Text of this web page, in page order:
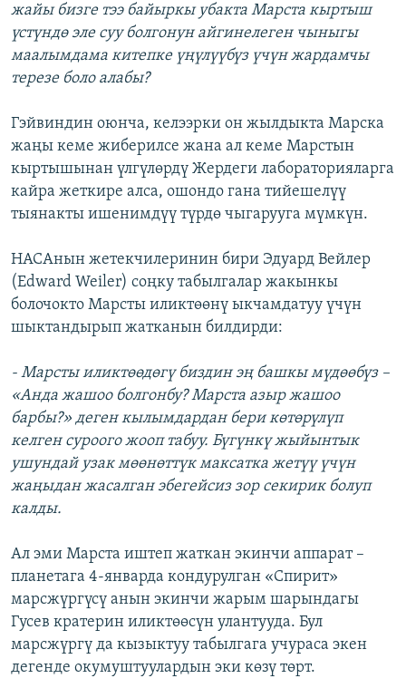
жайы бизге тээ байыркы убакта Марста кыртыш
үстүндө эле суу болгонун айгинелеген чыныгы
маалымдама китепке үңүлүүбүз үчүн жардамчы
терезе боло алабы?
Гэйвиндин оюнча, келээрки он жылдыкта Марска
жаңы кеме жиберилсе жана ал кеме Марстын
кыртышынан үлгүлөрдү Жердеги лабораторияларга
кайра жеткире алса, ошондо гана тийешелүү
тыянакты ишенимдүү түрдө чыгарууга мүмкүн.
НАСАнын жетекчилеринин бири Эдуард Вейлер
(Edward Weiler) соңку табылгалар жакынкы
болочокто Марсты иликтөөнү ыкчамдатуу үчүн
шыктандырып жатканын билдирди:
- Марсты иликтөөдөгү биздин эң башкы мүдөөбүз –
«Анда жашоо болгонбу? Марста азыр жашоо
барбы?» деген кылымдардан бери көтөрүлүп
келген суроого жооп табуу. Бүгүнкү жыйынтык
ушундай узак мөөнөттүк максатка жетүү үчүн
жаңыдан жасалган эбегейсиз зор секирик болуп
калды.
Ал эми Марста иштеп жаткан экинчи аппарат –
планетага 4-январда кондурулган «Спирит»
марсжүргүсү анын экинчи жарым шарындагы
Гусев кратерин иликтөөсүн улантууда. Бул
марсжүргү да кызыктуу табылгага учураса экен
дегенде окумуштуулардын эки көзү төрт.